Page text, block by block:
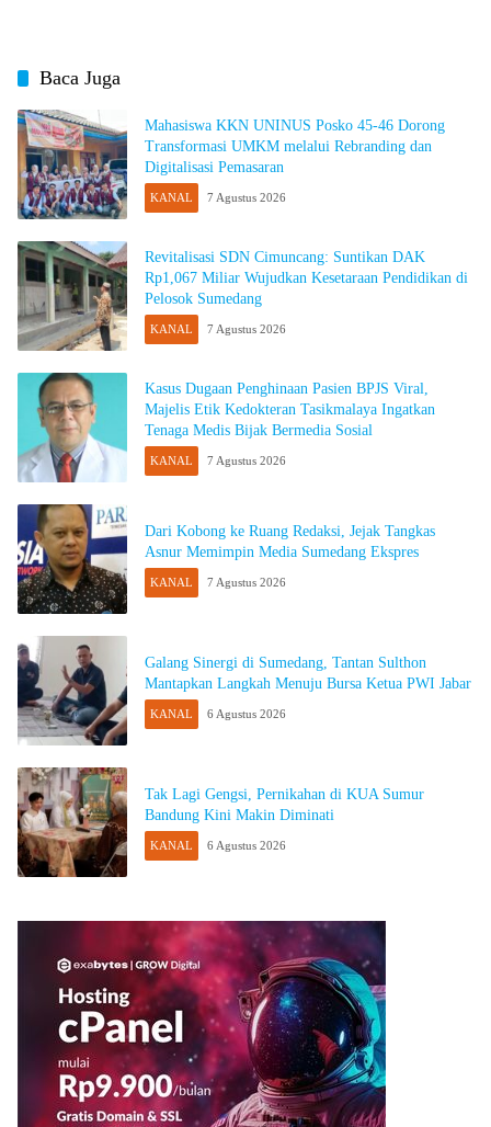
Baca Juga
Mahasiswa KKN UNINUS Posko 45-46 Dorong
Transformasi UMKM melalui Rebranding dan
Digitalisasi Pemasaran
KANAL 7 Agustus 2026
Revitalisasi SDN Cimuncang: Suntikan DAK
Rp1,067 Miliar Wujudkan Kesetaraan Pendidikan di
Pelosok Sumedang
KANAL 7 Agustus 2026
Kasus Dugaan Penghinaan Pasien BPJS Viral,
Majelis Etik Kedokteran Tasikmalaya Ingatkan
Tenaga Medis Bijak Bermedia Sosial
KANAL 7 Agustus 2026
Dari Kobong ke Ruang Redaksi, Jejak Tangkas
Asnur Memimpin Media Sumedang Ekspres
KANAL 7 Agustus 2026
Galang Sinergi di Sumedang, Tantan Sulthon
Mantapkan Langkah Menuju Bursa Ketua PWI Jabar
KANAL 6 Agustus 2026
Tak Lagi Gengsi, Pernikahan di KUA Sumur
Bandung Kini Makin Diminati
KANAL 6 Agustus 2026